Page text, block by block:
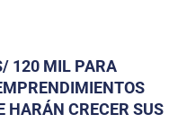
120 MIL PARA
HARÁN CRECER SUS